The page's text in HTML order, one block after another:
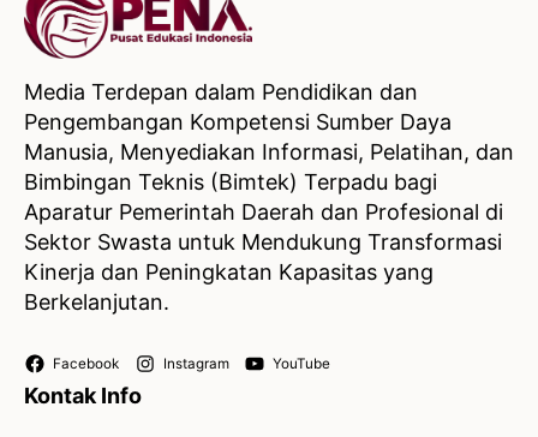
Media Terdepan dalam Pendidikan dan
Pengembangan Kompetensi Sumber Daya
Manusia, Menyediakan Informasi, Pelatihan, dan
Bimbingan Teknis (Bimtek) Terpadu bagi
Aparatur Pemerintah Daerah dan Profesional di
Sektor Swasta untuk Mendukung Transformasi
Kinerja dan Peningkatan Kapasitas yang
Berkelanjutan.
Facebook Instagram YouTube
Kontak Info